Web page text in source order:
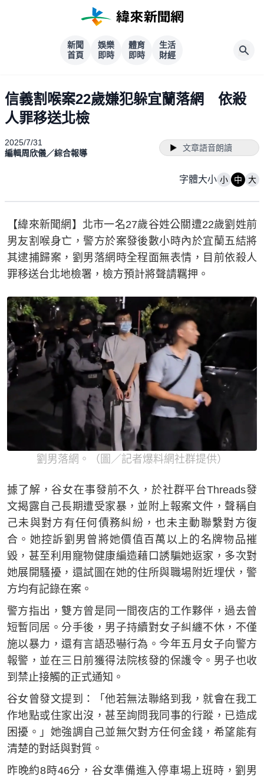
新聞
首頁
娛樂
即時
體育
即時
生活
財經
信義割喉案22歲嫌犯躲宜蘭落網 依殺
人罪移送北檢
2025/7/31
編輯周欣儀／綜合報導
文章語音朗讀
字體大小 小 中 大
【緯來新聞網】北市一名27歲谷姓公關遭22歲劉姓前
男友割喉身亡，警方於案發後數小時內於宜蘭五結將
其逮捕歸案，劉男落網時全程面無表情，目前依殺人
罪移送台北地檢署，檢方預計將聲請羈押。
劉男落網。（圖／記者爆料網社群提供）
據了解，谷女在事發前不久，於社群平台Threads發
文揭露自己長期遭受家暴，並附上報案文件，聲稱自
己未與對方有任何債務糾紛，也未主動聯繫對方復
合。她控訴劉男曾將她價值百萬以上的名牌物品摧
毀，甚至利用寵物健康編造藉口誘騙她返家，多次對
她展開騷擾，還試圖在她的住所與職場附近埋伏，警
方均有記錄在案。
警方指出，雙方曾是同一間夜店的工作夥伴，過去曾
短暫同居。分手後，男子持續對女子糾纏不休，不僅
施以暴力，還有言語恐嚇行為。今年五月女子向警方
報警，並在三日前獲得法院核發的保護令。男子也收
到禁止接觸的正式通知。
谷女曾發文提到：「他若無法聯絡到我，就會在我工
作地點或住家出沒，甚至詢問我同事的行蹤，已造成
困擾。」她強調自己並無欠對方任何金錢，希望能有
清楚的對話與對質。
昨晚約8時46分，谷女準備進入停車場上班時，劉男